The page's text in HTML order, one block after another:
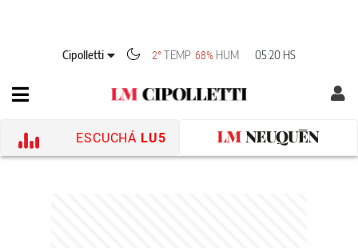
Cipolletti 2° TEMP 68% HUM 05:20 HS
ESCUCHÁ LU5